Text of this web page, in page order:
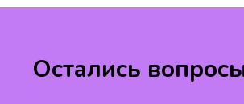
Остались